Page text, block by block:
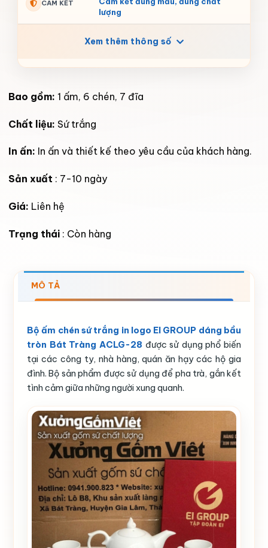
CAM KẾT
lượng
Xem thêm thông số
Bao gồm: 1 ấm, 6 chén, 7 đĩa
Chất liệu: Sứ trắng
In ấn: In ấn và thiết kế theo yêu cầu của khách hàng.
Sản xuất : 7-10 ngày
Giá: Liên hệ
Trạng thái : Còn hàng
MÔ TẢ
Bộ ấm chén sứ trắng in logo EI GROUP dáng bầu
tròn Bát Tràng ACLG-28 được sử dụng phổ biến
tại các công ty, nhà hàng, quán ăn hạy các hộ gia
đình. Bộ sản phẩm được sử dụng để pha trà, gắn kết
tình cảm giữa những người xung quanh.